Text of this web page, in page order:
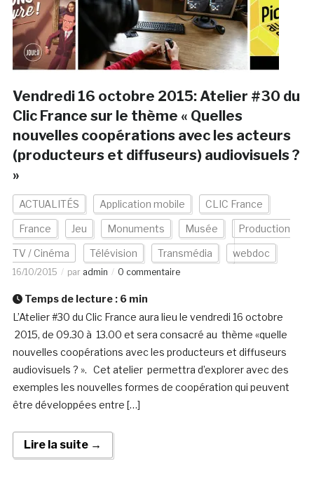
Vendredi 16 octobre 2015: Atelier #30 du
Clic France sur le thème « Quelles
nouvelles coopérations avec les acteurs
(producteurs et diffuseurs) audiovisuels ?
»
ACTUALITÉS Application mobile CLIC France
France Jeu Monuments Musée Production
TV / Cinéma Télévision Transmédia webdoc
16/10/2015 par admin 0 commentaire
Temps de lecture : 6 min
L’Atelier #30 du Clic France aura lieu le vendredi 16 octobre
2015, de 09.30 à 13.00 et sera consacré au thème «quelle
nouvelles coopérations avec les producteurs et diffuseurs
audiovisuels ? ». Cet atelier permettra d’explorer avec des
exemples les nouvelles formes de coopération qui peuvent
être développées entre […]
Lire la suite →